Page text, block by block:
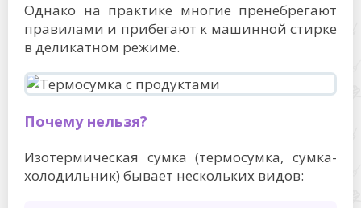
Однако на практике многие пренебрегают
правилами и прибегают к машинной стирке
в деликатном режиме.
Почему нельзя?
Изотермическая сумка (термосумка, сумка-
холодильник) бывает нескольких видов: